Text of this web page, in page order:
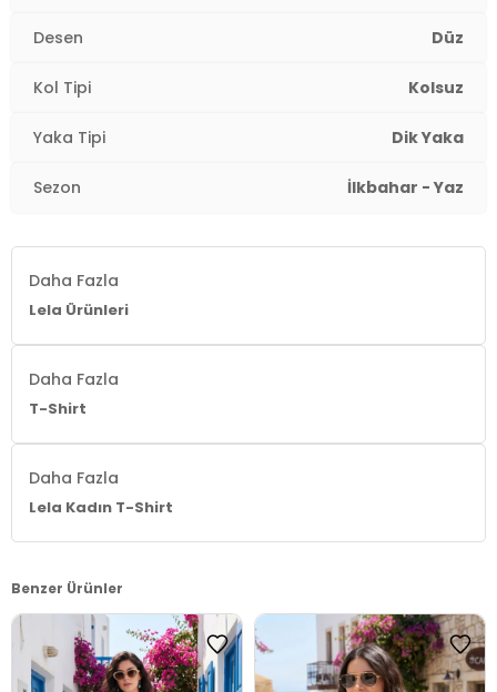
Yaka Tipi:
Kol Tipi:
Kalıp Bilgisi:
Yaş Grubu:
Desen Düz
Kol Tipi Kolsuz
Yaka Tipi Dik Yaka
Sezon İlkbahar - Yaz
Daha Fazla
Lela Ürünleri
Daha Fazla
T-Shirt
Daha Fazla
Lela Kadın T-Shirt
Benzer Ürünler